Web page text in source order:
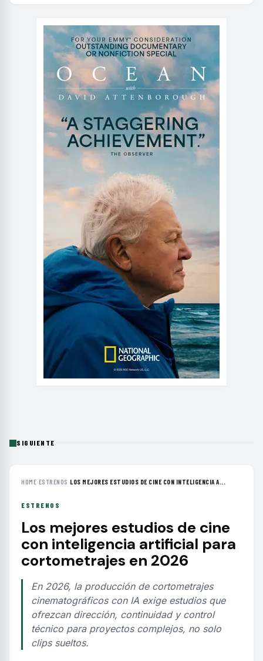
SIGUIENTE
HOME›ESTRENOS ›LOS MEJORES ESTUDIOS DE CINE CON INTELIGENCIA A...
ESTRENOS
Los mejores estudios de cine
con inteligencia artificial para
cortometrajes en 2026
En 2026, la producción de cortometrajes
cinematográficos con IA exige estudios que
ofrezcan dirección, continuidad y control
técnico para proyectos complejos, no solo
clips sueltos.